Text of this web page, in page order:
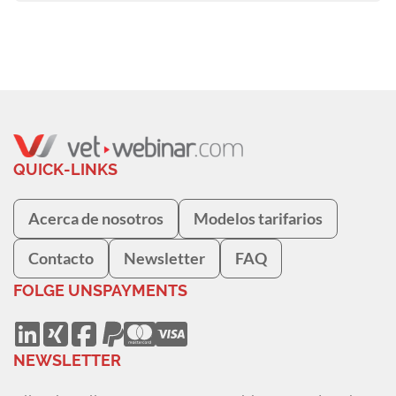
QUICK-LINKS
Acerca de nosotros Modelos tarifarios
Contacto Newsletter FAQ
FOLGE UNSPAYMENTS
NEWSLETTER